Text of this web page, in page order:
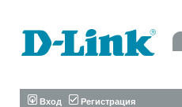
Вход Регистрация